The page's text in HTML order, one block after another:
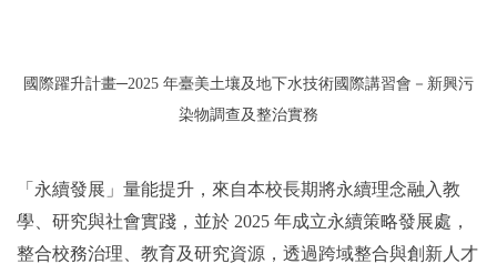
國際躍升計畫─2025 年臺美土壤及地下水技術國際講習會－新興污
染物調查及整治實務
「永續發展」量能提升，來自本校長期將永續理念融入教
學、研究與社會實踐，並於 2025 年成立永續策略發展處，
整合校務治理、教育及研究資源，透過跨域整合與創新人才